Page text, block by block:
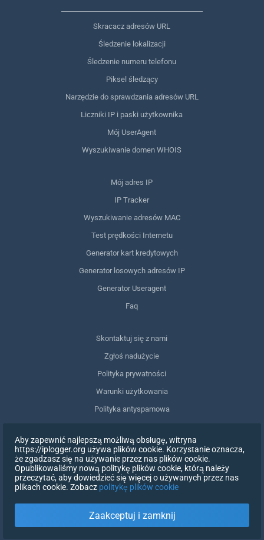
Skracacz adresów URL
Śledzenie lokalizacji
Śledzenie numeru telefonu
Piksel śledzący
Narzędzie do sprawdzania adresów URL
Liczniki IP i paski użytkownika
Mój UserAgent
Wyszukiwanie domen WHOIS
Mój adres IP
IP Tracker
Wyszukiwanie adresów MAC
Test prędkości Internetu
Generator kart kredytowych
Generator losowych adresów IP
Generator Useragent
Faq
Skontaktuj się z nami
Zgłoś nadużycie
Polityka prywatności
Warunki użytkowania
Polityka antyspamowa
Usuń moje dane
Wycofanie zgody
ZALOGUJ SIĘ
Aby zapewnić najlepszą możliwą obsługę, witryna
https://iplogger.org używa plików cookie. Korzystanie oznacza,
że zgadzasz się na używanie przez nas plików cookie.
Opublikowaliśmy nową politykę plików cookie, którą należy
przeczytać, aby dowiedzieć się więcej o używanych przez nas
plikach cookie. Zobacz politykę plików cookie
Zaakceptuj i zamknij